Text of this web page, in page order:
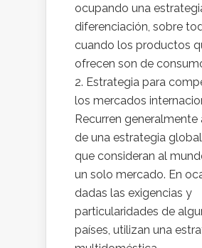
ocupando una
diferenciación, sobre
cuando los productos
ofrecen son de
Estrategia para
los mercados
Recurren generalmente
de una estrategia
que consideran al
un solo mercado. En
dadas las exigencias y
particularidades de
países, utilizan una